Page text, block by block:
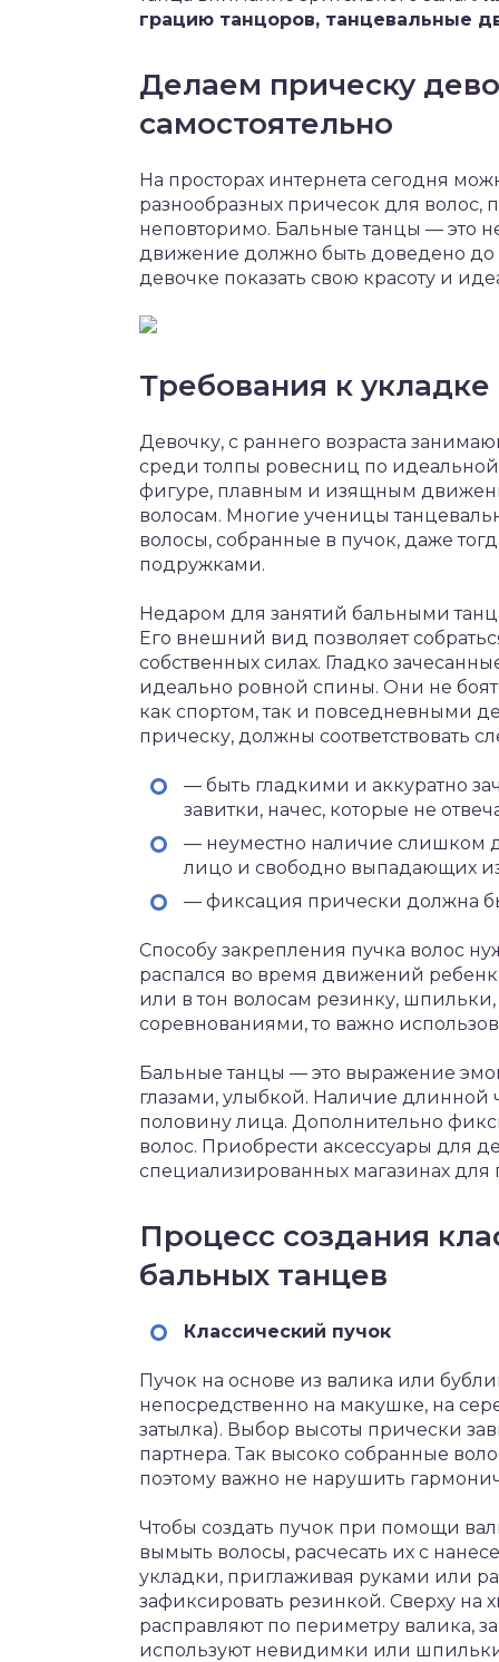
грацию танцоров, танцевальные
Делаем прическу
самостоятельно
На просторах интернета сегодня
разнообразных причесок для
неповторимо. Бальные танцы — это
движение должно быть доведено до
девочке показать свою красоту и
Требования к
Девочку, с раннего возраста
среди толпы ровесниц по
фигуре, плавным и изящным
волосам. Многие ученицы
волосы, собранные в пучок, даже
подружками.
Недаром для занятий бальными
Его внешний вид позволяет
собственных силах. Гладко
идеально ровной спины. Они не
как спортом, так и повседневными
прическу, должны соответствовать
— быть гладкими и аккуратно
завитки, начес, которые не
— неуместно наличие слишком
лицо и свободно выпадающих
— фиксация прически должна
Способу закрепления пучка волос
распался во время движений
или в тон волосам резинку,
соревнованиями, то важно
Бальные танцы — это выражение
глазами, улыбкой. Наличие длинной
половину лица. Дополнительно
волос. Приобрести аксессуары для
специализированных магазинах для
Процесс создания
бальных танцев
Классический пучок
Пучок на основе из валика или
непосредственно на макушке, на
затылка). Выбор высоты прически
партнера. Так высоко собранные
поэтому важно не нарушить
Чтобы создать пучок при помощи
вымыть волосы, расчесать их с
укладки, приглаживая руками или
зафиксировать резинкой. Сверху на
расправляют по периметру валика,
используют невидимки или